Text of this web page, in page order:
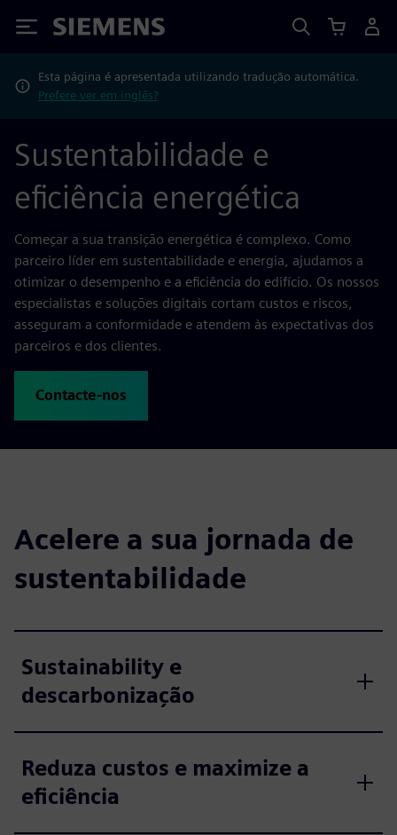
Siemens
Esta página é apresentada utilizando tradução automática.
Prefere ver em inglês?
Sustentabilidade e
eficiência energética
Começar a sua transição energética é complexo. Como
parceiro líder em sustentabilidade e energia, ajudamos a
otimizar o desempenho e a eficiência do edifício. Os nossos
especialistas e soluções digitais cortam custos e riscos,
asseguram a conformidade e atendem às expectativas dos
parceiros e dos clientes.
Contacte-nos
Acelere a sua jornada de
sustentabilidade
Sustainability e
descarbonização
Reduza custos e maximize a
eficiência